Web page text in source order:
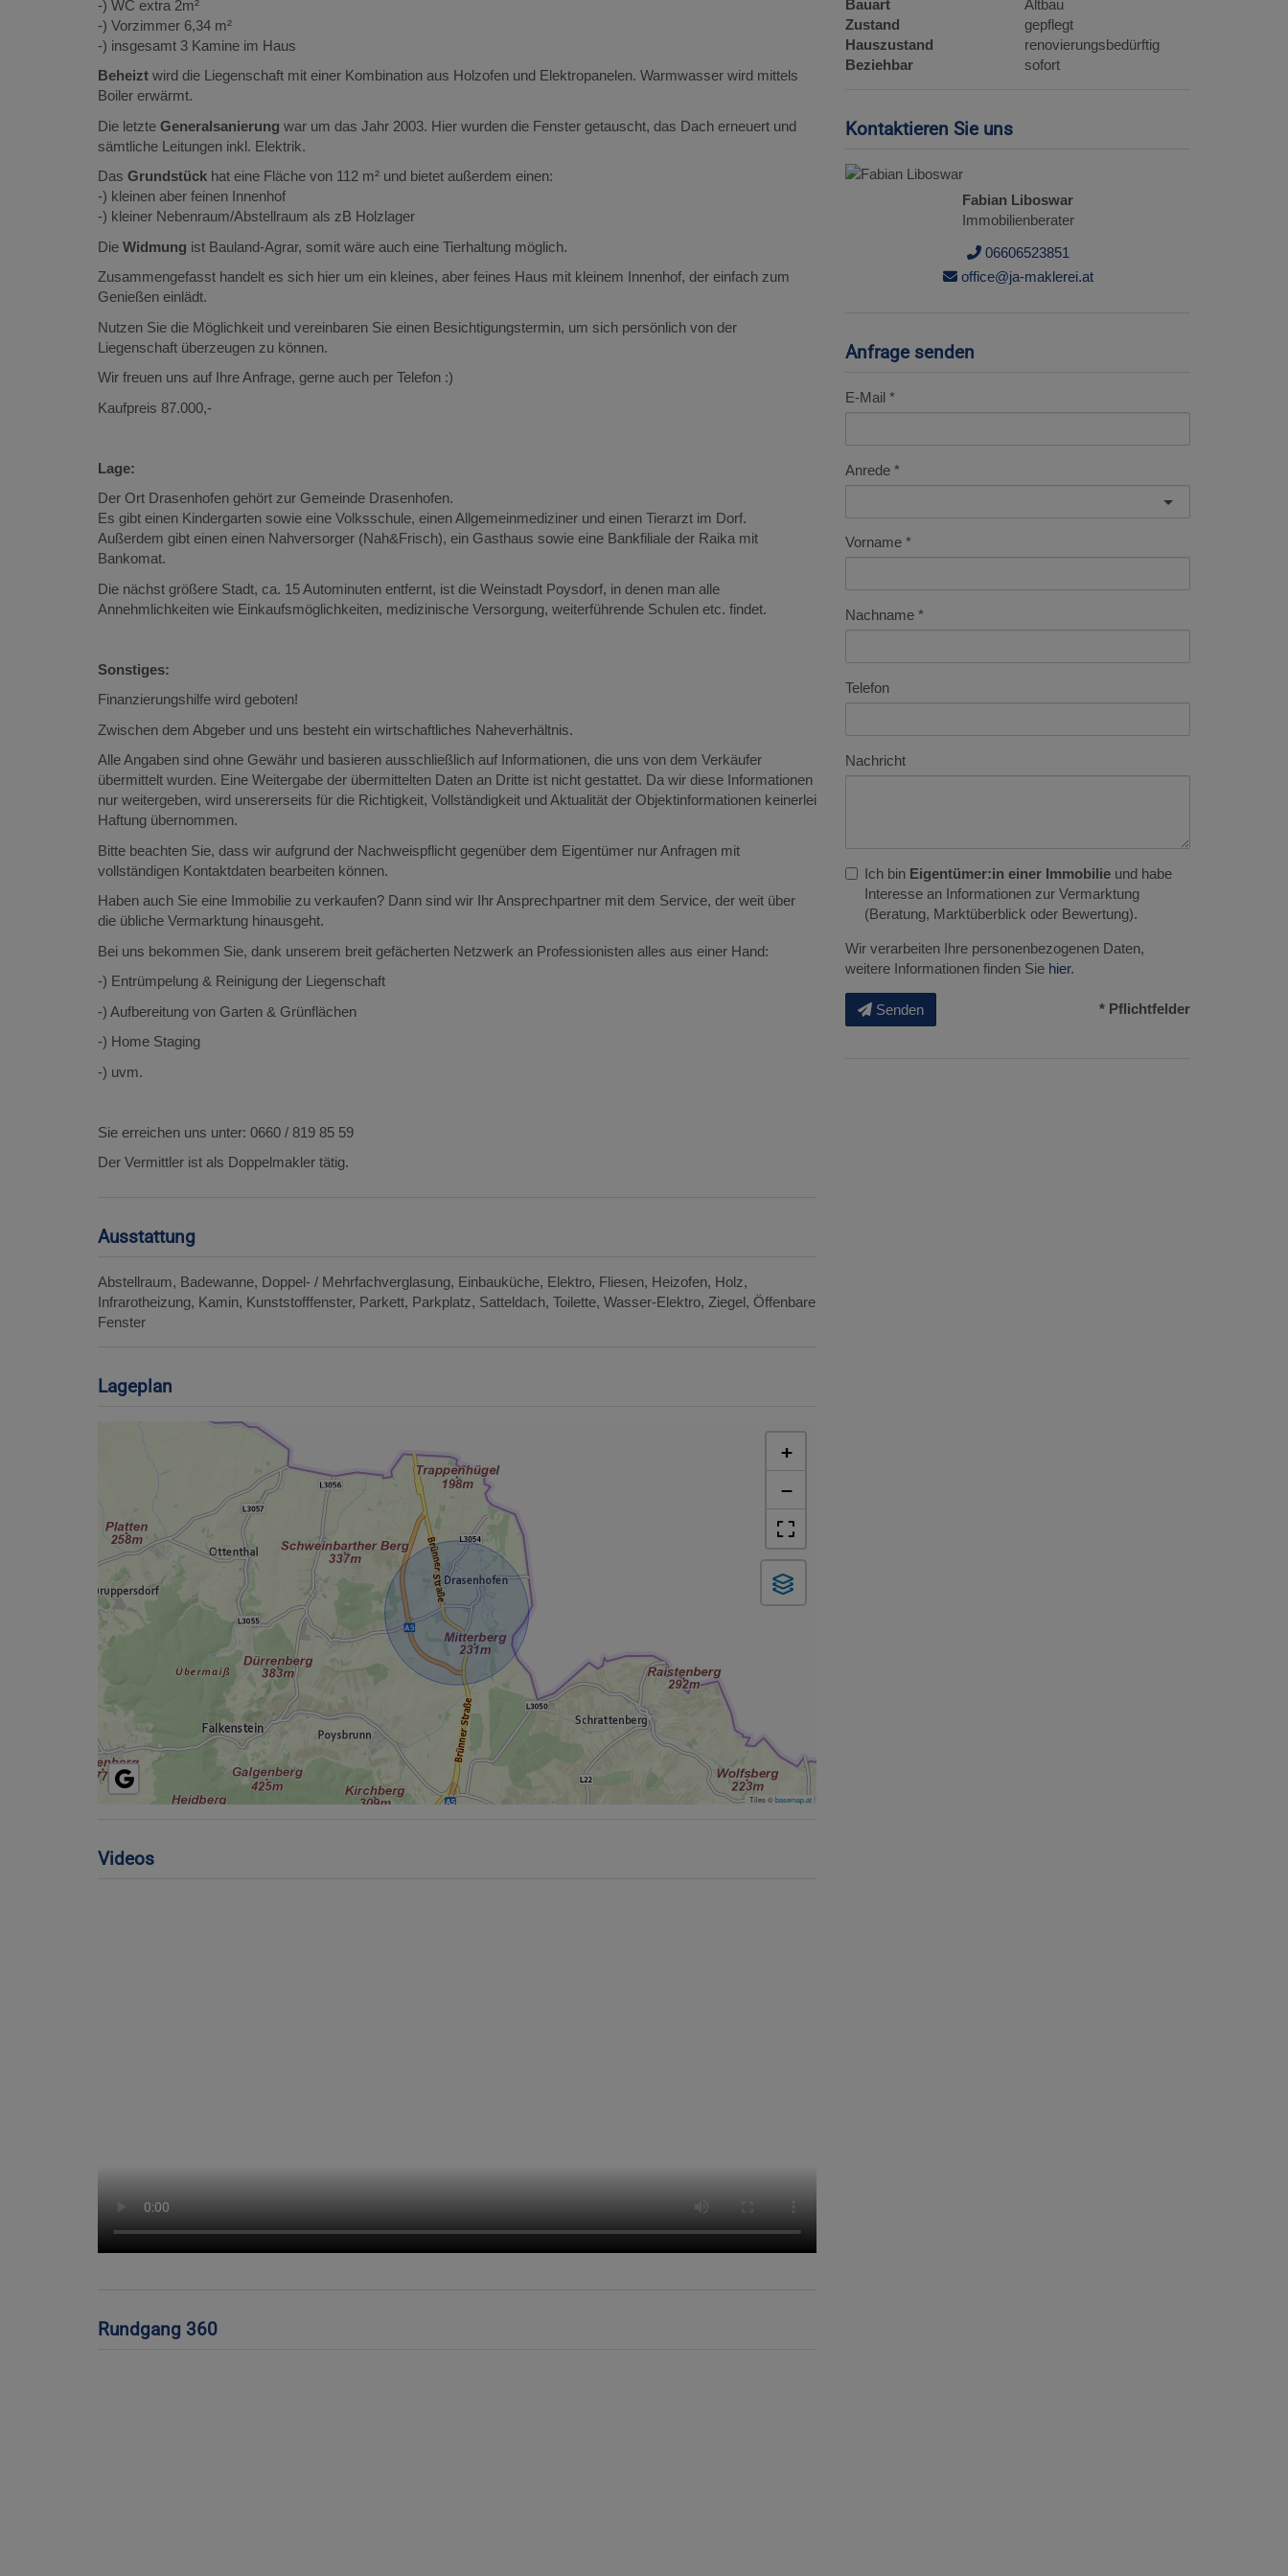
-) WC extra 2m²
-) Vorzimmer 6,34 m²
-) insgesamt 3 Kamine im Haus
Beheizt wird die Liegenschaft mit einer Kombination aus Holzofen und Elektropanelen. Warmwasser wird mittels
Boiler erwärmt.
Die letzte Generalsanierung war um das Jahr 2003. Hier wurden die Fenster getauscht, das Dach erneuert und
sämtliche Leitungen inkl. Elektrik.
Das Grundstück hat eine Fläche von 112 m² und bietet außerdem einen:
-) kleinen aber feinen Innenhof
-) kleiner Nebenraum/Abstellraum als zB Holzlager
Die Widmung ist Bauland-Agrar, somit wäre auch eine Tierhaltung möglich.
Zusammengefasst handelt es sich hier um ein kleines, aber feines Haus mit kleinem Innenhof, der einfach zum
Genießen einlädt.
Nutzen Sie die Möglichkeit und vereinbaren Sie einen Besichtigungstermin, um sich persönlich von der
Liegenschaft überzeugen zu können.
Wir freuen uns auf Ihre Anfrage, gerne auch per Telefon :)
Kaufpreis 87.000,-
Lage:
Der Ort Drasenhofen gehört zur Gemeinde Drasenhofen.
Es gibt einen Kindergarten sowie eine Volksschule, einen Allgemeinmediziner und einen Tierarzt im Dorf.
Außerdem gibt einen einen Nahversorger (Nah&Frisch), ein Gasthaus sowie eine Bankfiliale der Raika mit
Bankomat.
Die nächst größere Stadt, ca. 15 Autominuten entfernt, ist die Weinstadt Poysdorf, in denen man alle
Annehmlichkeiten wie Einkaufsmöglichkeiten, medizinische Versorgung, weiterführende Schulen etc. findet.
Sonstiges:
Finanzierungshilfe wird geboten!
Zwischen dem Abgeber und uns besteht ein wirtschaftliches Naheverhältnis.
Alle Angaben sind ohne Gewähr und basieren ausschließlich auf Informationen, die uns von dem Verkäufer
übermittelt wurden. Eine Weitergabe der übermittelten Daten an Dritte ist nicht gestattet. Da wir diese Informationen
nur weitergeben, wird unsererseits für die Richtigkeit, Vollständigkeit und Aktualität der Objektinformationen keinerlei
Haftung übernommen.
Bitte beachten Sie, dass wir aufgrund der Nachweispflicht gegenüber dem Eigentümer nur Anfragen mit
vollständigen Kontaktdaten bearbeiten können.
Haben auch Sie eine Immobilie zu verkaufen? Dann sind wir Ihr Ansprechpartner mit dem Service, der weit über
die übliche Vermarktung hinausgeht.
Bei uns bekommen Sie, dank unserem breit gefächerten Netzwerk an Professionisten alles aus einer Hand:
-) Entrümpelung & Reinigung der Liegenschaft
-) Aufbereitung von Garten & Grünflächen
-) Home Staging
-) uvm.
Sie erreichen uns unter: 0660 / 819 85 59
Der Vermittler ist als Doppelmakler tätig.
Ausstattung
Abstellraum Badewanne Doppel- / Mehrfachverglasung Einbauküche Elektro Fliesen Heizofen Holz
Infrarotheizung Kamin Kunststofffenster Parkett Parkplatz Satteldach Toilette Wasser-Elektro Ziegel Öffenbare
Fenster
Lageplan
+
−
Tiles ©basemap.at
Videos
Rundgang 360
Bauart
Altbau
Zustand
gepflegt
Hauszustand
renovierungsbedürftig
Beziehbar
sofort
Kontaktieren Sie uns
Fabian Liboswar
Immobilienberater
06606523851
office@ja-maklerei.at
Anfrage senden
E-Mail
Anrede
Vorname
Nachname
Telefon
Nachricht
Ich bin Eigentümer:in einer Immobilie und habe
Interesse an Informationen zur Vermarktung
(Beratung, Marktüberblick oder Bewertung).
Wir verarbeiten Ihre personenbezogenen Daten,
weitere Informationen finden Sie hier.
Senden * Pflichtfelder